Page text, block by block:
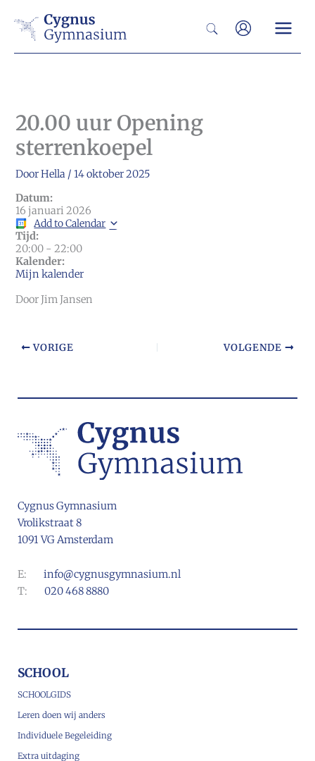
naar
Zoeken
20.00 uur Opening
sterrenkoepel
DoorHella /14 oktober 2025
Datum:
16 januari 2026
Add to Calendar
Tijd:
20:00 -22:00
Kalender:
Mijn kalender
Door Jim Jansen
VORIGE VOLGENDE
Cygnus Gymnasium
Vrolikstraat 8
1091 VG Amsterdam
E: info@cygnusgymnasium.nl
T: 020 468 8880
SCHOOL
SCHOOLGIDS
Leren doen wij anders
Individuele Begeleiding
Extra uitdaging